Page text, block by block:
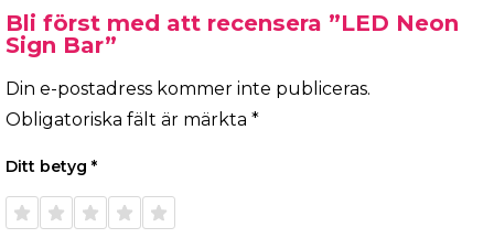
Bli först med att recensera ”LED Neon
Sign Bar”
Din e-postadress kommer inte publiceras.
Obligatoriska fält är märkta *
Ditt betyg *
1 av 5
stjärnor
2 av 5
stjärnor
3 av 5
stjärnor
4 av 5
stjärnor
5 av 5
stjärnor